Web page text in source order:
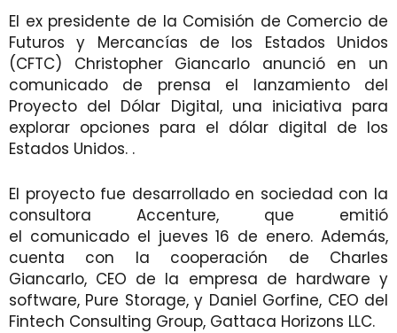
El ex presidente de la Comisión de Comercio de
Futuros y Mercancías de los Estados Unidos
(CFTC) Christopher Giancarlo anunció en un
comunicado de prensa el lanzamiento del
Proyecto del Dólar Digital, una iniciativa para
explorar opciones para el dólar digital de los
Estados Unidos. .
El proyecto fue desarrollado en sociedad con la
consultora Accenture, que emitió
el comunicado el jueves 16 de enero. Además,
cuenta con la cooperación de Charles
Giancarlo, CEO de la empresa de hardware y
software, Pure Storage, y Daniel Gorfine, CEO del
Fintech Consulting Group, Gattaca Horizons LLC.